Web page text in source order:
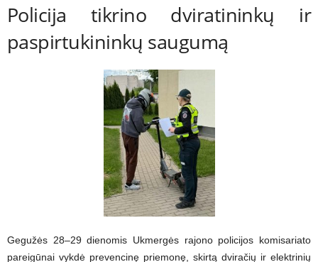
Policija tikrino dviratininkų ir
paspirtukininkų saugumą
Gegužės 28–29 dienomis Ukmergės rajono policijos komisariato
pareigūnai vykdė prevencinę priemonę, skirtą dviračių ir elektrinių